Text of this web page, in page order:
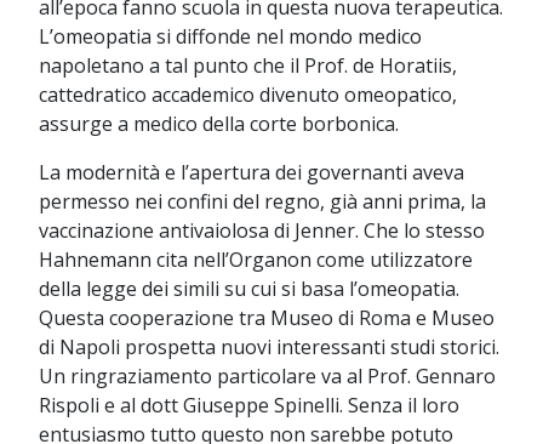
all’epoca fanno scuola in questa nuova terapeutica.
L’omeopatia si diffonde nel mondo medico
napoletano a tal punto che il Prof. de Horatiis,
cattedratico accademico divenuto omeopatico,
assurge a medico della corte borbonica.
La modernità e l’apertura dei governanti aveva
permesso nei confini del regno, già anni prima, la
vaccinazione antivaiolosa di Jenner. Che lo stesso
Hahnemann cita nell’Organon come utilizzatore
della legge dei simili su cui si basa l’omeopatia.
Questa cooperazione tra Museo di Roma e Museo
di Napoli prospetta nuovi interessanti studi storici.
Un ringraziamento particolare va al Prof. Gennaro
Rispoli e al dott Giuseppe Spinelli. Senza il loro
entusiasmo tutto questo non sarebbe potuto